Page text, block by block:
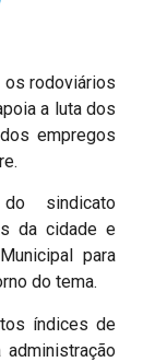
os rodoviários
a luta dos
empregos
sindicato
da cidade e
para
do tema.
índices de